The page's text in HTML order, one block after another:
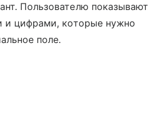
Пользователю показывают
и цифрами, которые нужно
поле.